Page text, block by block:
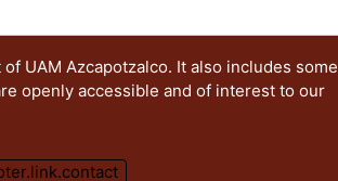
UAM Azcapotzalco. It also includes some
openly accessible and of interest to our